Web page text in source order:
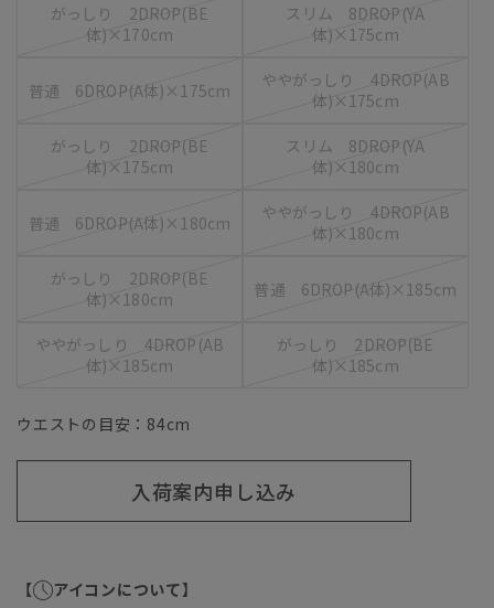
がっしり 2DROP(BE
体)×170cm
スリム 8DROP(YA
体)×175cm
普通 6DROP(A体)×175cm
ややがっしり 4DROP(AB
体)×175cm
がっしり 2DROP(BE
体)×175cm
スリム 8DROP(YA
体)×180cm
普通 6DROP(A体)×180cm
ややがっしり 4DROP(AB
体)×180cm
がっしり 2DROP(BE
体)×180cm
普通 6DROP(A体)×185cm
ややがっしり 4DROP(AB
体)×185cm
がっしり 2DROP(BE
体)×185cm
ウエストの目安： 84cm
入荷案内申し込み
【 アイコンについて】